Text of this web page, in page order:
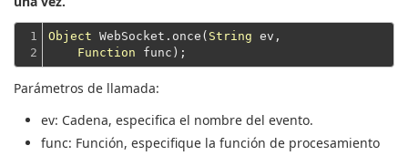
1
2
Object WebSocket.once( String ev,
Function
Parámetros de llamada:
ev: Cadena, especifica el nombre del evento.
func: Función, especifique la función de procesamiento